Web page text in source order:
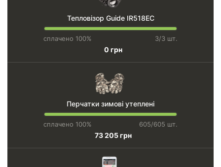
Тепловізор Guide IR518EC
сплачено 100% 3/3 шт.
0 грн
Перчатки зимові утеплені
сплачено 100% 605/605 шт.
73 205 грн